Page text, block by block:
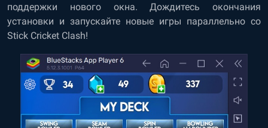
поддержки нового окна. Дождитесь окончания
установки и запускайте новые игры параллельно со
Stick Cricket Clash!